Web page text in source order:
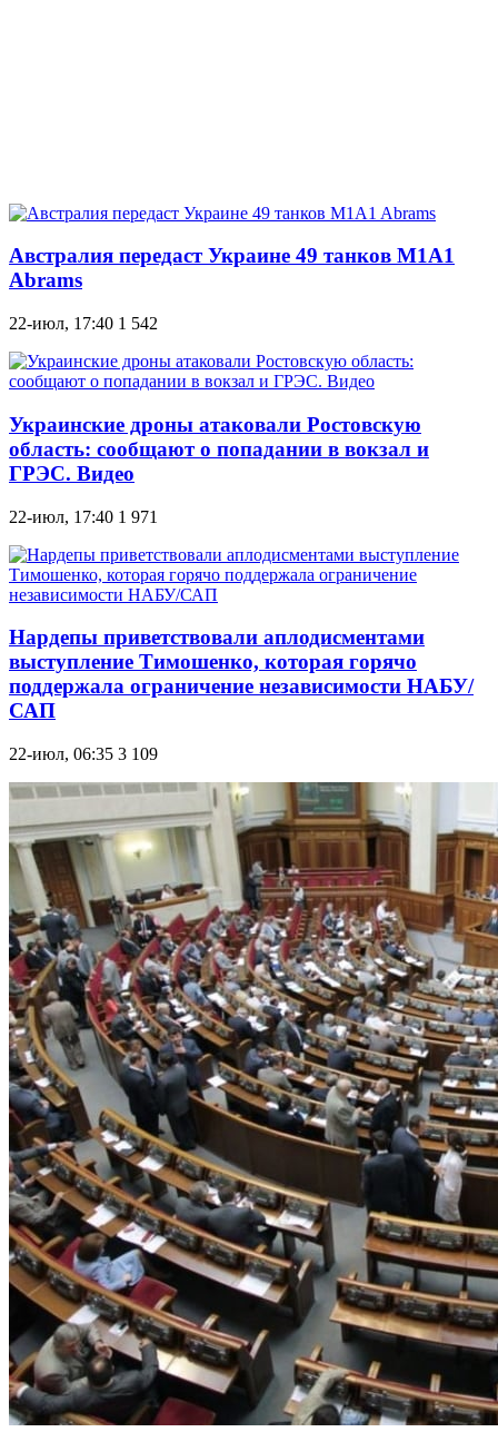
Австралия передаст Украине 49 танков M1A1
Abrams
22-июл, 17:40 1 542
Украинские дроны атаковали Ростовскую
область: сообщают о попадании в вокзал и
ГРЭС. Видео
22-июл, 17:40 1 971
Нардепы приветствовали аплодисментами
выступление Тимошенко, которая горячо
поддержала ограничение независимости НАБУ/
САП
22-июл, 06:35 3 109